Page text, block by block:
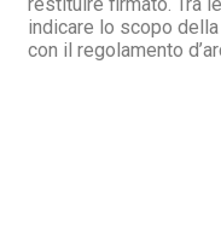
indicare lo scopo
con il regolamento